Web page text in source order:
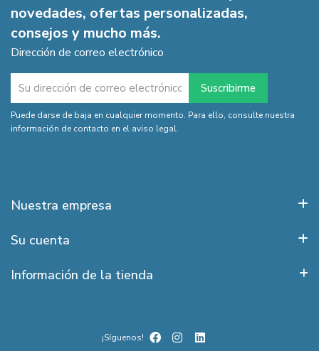
novedades, ofertas personalizadas,
consejos y mucho más.
Dirección de correo electrónico
Puede darse de baja en cualquier momento. Para ello, consulte nuestra
información de contacto en el aviso legal.
Nuestra empresa
Su cuenta
Información de la tienda
¡Síguenos!